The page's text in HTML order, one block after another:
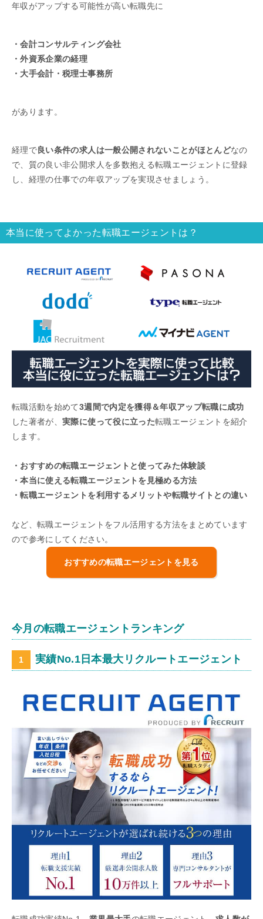
年収がアップする可能性が高い転職先に
・会計コンサルティング会社
・外資系企業の経理
・ 大手会計・税理士事務所
があります。
経理で良い条件の求人は一般公開されないことがほとんどなの
で、質の良い非公開求人を多数抱える転職エージェントに登録
し、経理の仕事での年収アップを実現させましょう。
本当に使ってよかった転職エージェントは？
転職活動を始めて3週間で内定を獲得＆年収アップ転職に成功
した著者が、実際に使って役に立った転職エージェントを紹介
します。
・おすすめの転職エージェントと使ってみた体験談
・本当に使える転職エージェントを見極める方法
・転職エージェントを利用するメリットや転職サイトとの違い
など、転職エージェントをフル活用する方法をまとめています
ので参考にしてください。
おすすめの転職エージェントを見る
今月の転職エージェントランキング
実績No.1日本最大リクルートエージェント